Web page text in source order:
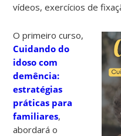
vídeos, exercícios de
O primeiro curso,
Cuidando do
idoso com
demência:
estratégias
práticas para
familiares,
abordará o